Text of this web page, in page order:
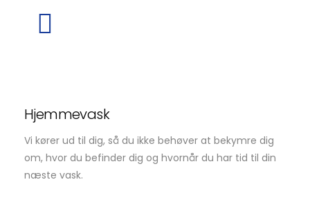
Hjemmevask
Vi kører ud til dig, så du ikke behøver at bekymre dig
om, hvor du befinder dig og hvornår du har tid til din
næste vask.